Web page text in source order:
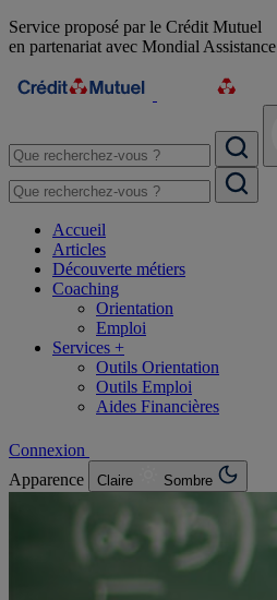
Service proposé par le Crédit Mutuel
en partenariat avec Mondial Assistance
Accueil
Articles
Découverte métiers
Coaching
Orientation
Emploi
Services +
Outils Orientation
Outils Emploi
Aides Financières
Connexion
Apparence
Claire Sombre